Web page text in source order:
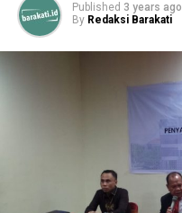
Published 3 years ago
By Redaksi Barakati